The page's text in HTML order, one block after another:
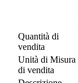
Quantità di
vendita
Unità di Misura
di vendita